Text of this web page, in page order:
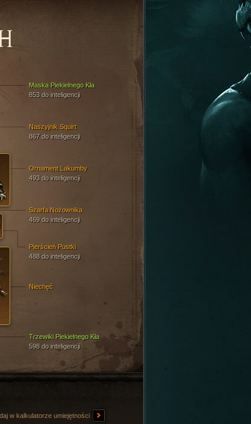
Maska Piekielnego Kła
853 do inteligencji
Trzewiki Piekielnego Kła
598 do inteligencji
Ornament Lakumby
493 do inteligencji
Niechęć
Szarfa Nożownika
469 do inteligencji
Pierścień Pustki
488 do inteligencji
Naszyjnik Squirt
867 do inteligencji
w kalkulatorze umiejętności